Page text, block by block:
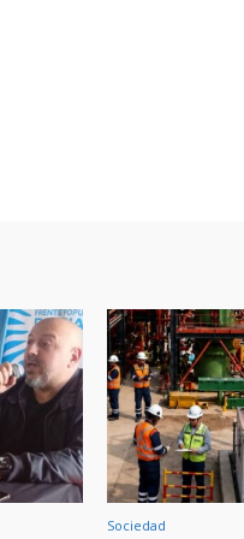
Sociedad